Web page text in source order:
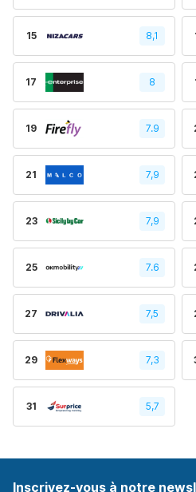
15 8,1
17 8
19 7.9
21 7,9
23 7,9
25 7.6
27 7,5
29 7,3
31 5,7
Inscrivez-vous à notre